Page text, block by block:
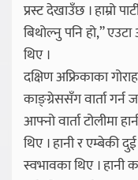
प्रस्ट देखाउँछ । हाम्रो
बिथोल्नु पनि हो,” एउटा
थिए ।
दक्षिण अफ्रिकाका
काङ्ग्रेससँग वार्ता गर्न
आफ्नो वार्ता टोलीमा
थिए । हानी र एम्बेकी
स्वभावका थिए । हानी